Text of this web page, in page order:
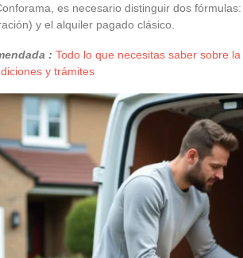
es necesario distinguir dos
y el alquiler pagado clásico.
: Todo lo que necesitas saber sobre
y trámites